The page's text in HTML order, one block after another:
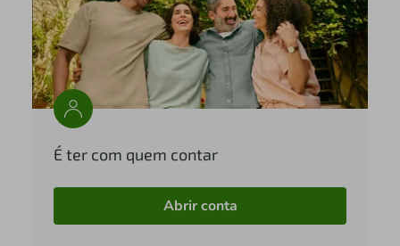
É ter com quem contar
Abrir conta